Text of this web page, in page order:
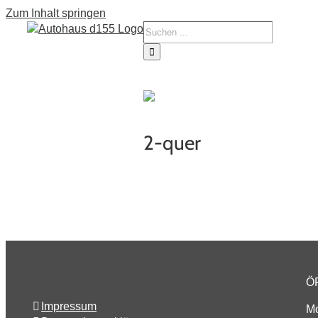
Zum Inhalt springen
2-quer
Impressum